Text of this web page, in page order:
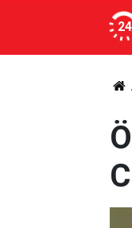
24
oldu? İşte